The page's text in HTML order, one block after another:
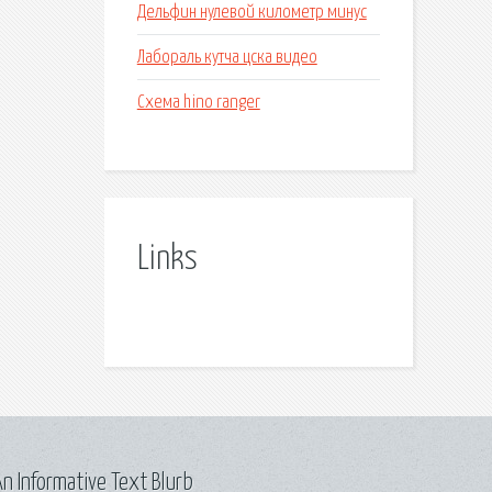
Дельфин нулевой километр минус
Лабораль кутча цска видео
Схема hino ranger
Links
Informative Text Blurb